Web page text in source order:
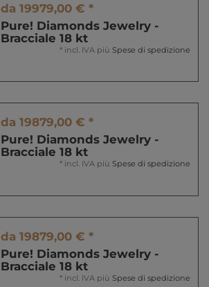
da 19979,00 € *
Pure! Diamonds Jewelry -
Bracciale 18 kt
* incl. IVA più Spese di spedizione
da 19879,00 € *
Pure! Diamonds Jewelry -
Bracciale 18 kt
* incl. IVA più Spese di spedizione
da 19879,00 € *
Pure! Diamonds Jewelry -
Bracciale 18 kt
* incl. IVA più Spese di spedizione